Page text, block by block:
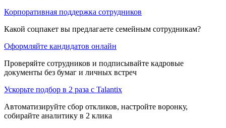
Корпоративная поддержка сотрудников
Какой соцпакет вы предлагаете семейным сотрудникам?
Оформляйте кандидатов онлайн
Проверяйте сотрудников и подписывайте кадровые
документы без бумаг и личных встреч
Ускорьте подбор в 2 раза с Talantix
Автоматизируйте сбор откликов, настройте воронку,
собирайте аналитику в 2 клика